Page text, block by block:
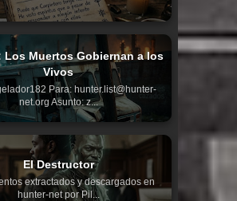
Los Muertos Gobiernan a los
Vivos
Para: hunter.list@hunter-
net.org Asunto: z...
El Destructor
extractados y descargados en
hunter-net por Pil...